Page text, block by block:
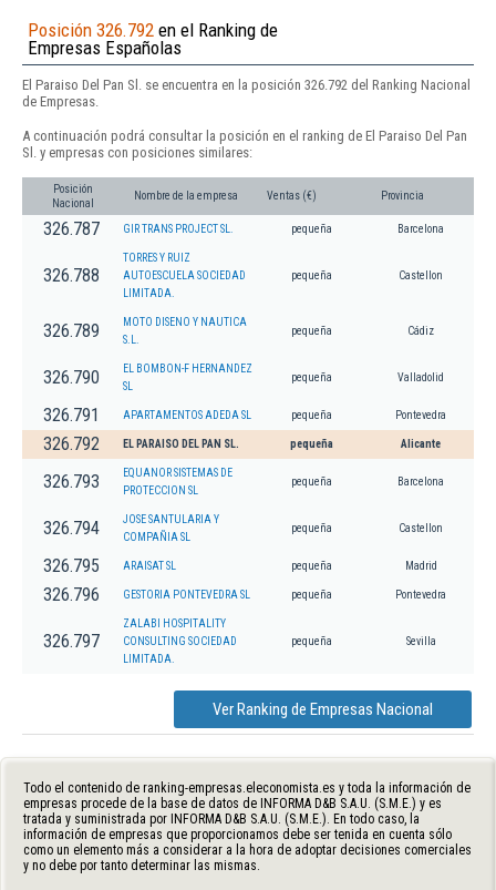
Posición 326.792 en el Ranking de
Empresas Españolas
El Paraiso Del Pan Sl. se encuentra en la posición 326.792 del Ranking Nacional
de Empresas.
A continuación podrá consultar la posición en el ranking de El Paraiso Del Pan
Sl. y empresas con posiciones similares:
Posición
Nacional
Nombre de la empresa Ventas (€) Provincia
326.787 GIR TRANS PROJECT SL. pequeña Barcelona
326.788
TORRES Y RUIZ
AUTOESCUELA SOCIEDAD
LIMITADA.
pequeña Castellon
326.789
MOTO DISENO Y NAUTICA
S.L.
pequeña Cádiz
326.790
EL BOMBON-F HERNANDEZ
SL
pequeña Valladolid
326.791 APARTAMENTOS ADEDA SL pequeña Pontevedra
326.792 EL PARAISO DEL PAN SL. pequeña Alicante
326.793
EQUANOR SISTEMAS DE
PROTECCION SL
pequeña Barcelona
326.794
JOSE SANTULARIA Y
COMPAÑIA SL
pequeña Castellon
326.795 ARAISAT SL pequeña Madrid
326.796 GESTORIA PONTEVEDRA SL pequeña Pontevedra
326.797
ZALABI HOSPITALITY
CONSULTING SOCIEDAD
LIMITADA.
pequeña Sevilla
Ver Ranking de Empresas Nacional
Todo el contenido de ranking-empresas.eleconomista.es y toda la información de
empresas procede de la base de datos de INFORMA D&B S.A.U. (S.M.E.) y es
tratada y suministrada por INFORMA D&B S.A.U. (S.M.E.). En todo caso, la
información de empresas que proporcionamos debe ser tenida en cuenta sólo
como un elemento más a considerar a la hora de adoptar decisiones comerciales
y no debe por tanto determinar las mismas.